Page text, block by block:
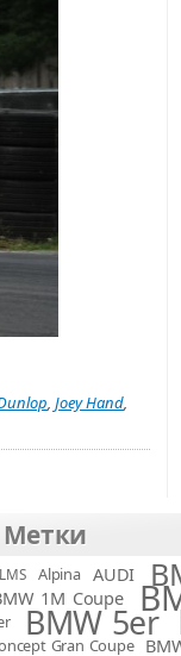
, Joey Hand,
Метки
Alpina AUDI
1M Coupe
BMW 5er
Gran Coupe